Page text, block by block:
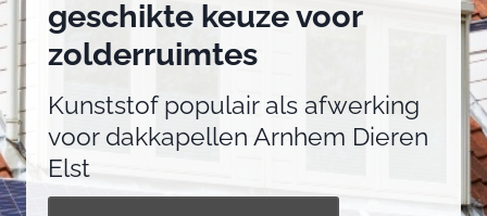
geschikte keuze voor
zolderruimtes
Kunststof populair als afwerking
voor dakkapellen Arnhem Dieren
Elst